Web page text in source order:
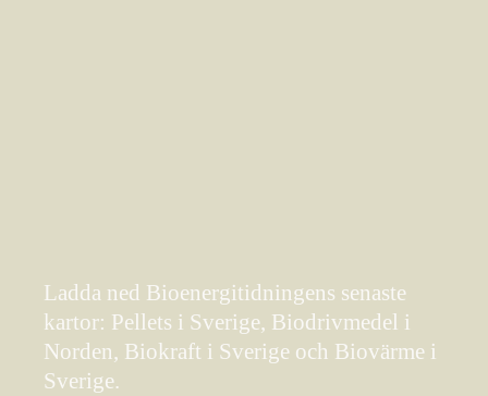
Ladda ned Bioenergitidningens senaste
kartor: Pellets i Sverige, Biodrivmedel i
Norden, Biokraft i Sverige och Biovärme i
Sverige.